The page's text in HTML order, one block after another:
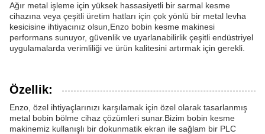
Ağır metal işleme için yüksek hassasiyetli bir sarmal kesme
cihazına veya çeşitli üretim hatları için çok yönlü bir metal levha
kesicisine ihtiyacınız olsun,Enzo bobin kesme makinesi
performans sunuyor, güvenlik ve uyarlanabilirlik çeşitli endüstriyel
uygulamalarda verimliliği ve ürün kalitesini artırmak için gerekli.
Özellik:
Enzo, özel ihtiyaçlarınızı karşılamak için özel olarak tasarlanmış
metal bobin bölme cihaz çözümleri sunar.Bizim bobin kesme
makinemiz kullanışlı bir dokunmatik ekran ile sağlam bir PLC